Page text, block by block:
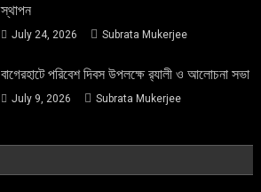
স্থাপন
July 24, 2026 Subrata Mukerjee
বাগেরহাটে পরিবেশ দিবস উপলক্ষে র‌্যালী ও আলোচনা সভা
July 9, 2026 Subrata Mukerjee